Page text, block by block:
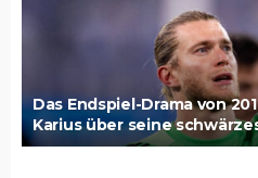
Das Endspiel-Drama von
Karius über seine